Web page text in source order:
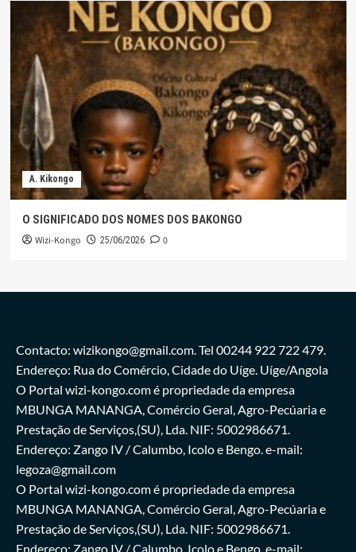
A. Kikongo
O SIGNIFICADO DOS NOMES DOS BAKONGO
Wizi-Kongo 25/06/2026 0
Contacto: wizikongo@gmail.com. Tel 00244 922 722 479.
Endereço: Rua do Comércio, Cidade do Uíge. Uíge/Angola
O Portal wizi-kongo.com é propriedade da empresa
MBUNGA MANANGA, Comércio Geral, Agro-Pecúaria e
Prestação de Serviços,(SU), Lda. NIF: 5002986671.
Endereço: Zango IV / Calumbo, Icolo e Bengo. e-mail:
legoza@gmail.com
O Portal wizi-kongo.com é propriedade da empresa
MBUNGA MANANGA, Comércio Geral, Agro-Pecúaria e
Prestação de Serviços,(SU), Lda. NIF: 5002986671.
Endereço: Zango IV / Calumbo, Icolo e Bengo. e-mail: